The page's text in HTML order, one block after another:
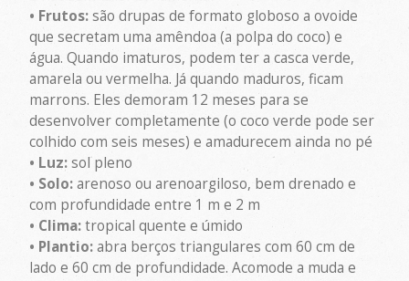
• Frutos: são drupas de formato globoso a ovoide
que secretam uma amêndoa (a polpa do coco) e
água. Quando imaturos, podem ter a casca verde,
amarela ou vermelha. Já quando maduros, ficam
marrons. Eles demoram 12 meses para se
desenvolver completamente (o coco verde pode ser
colhido com seis meses) e amadurecem ainda no pé
• Luz:sol pleno
• Solo:arenoso ou arenoargiloso, bem drenado e
com profundidade entre 1 m e 2 m
• Clima:tropical quente e úmido
• Plantio:abra berços triangulares com 60 cm de
lado e 60 cm de profundidade. Acomode a muda e